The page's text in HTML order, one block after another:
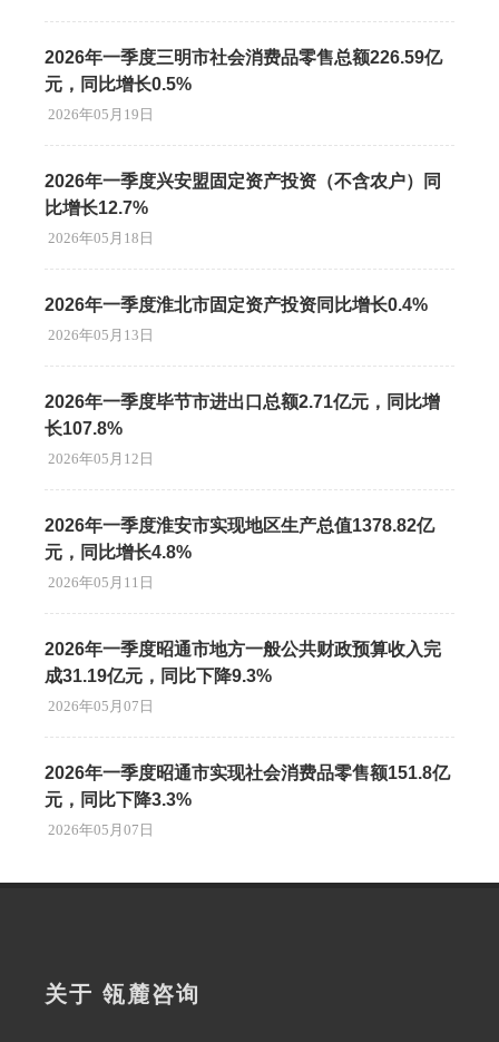
2026年一季度三明市社会消费品零售总额226.59亿
元，同比增长0.5%
2026年05月19日
2026年一季度兴安盟固定资产投资（不含农户）同
比增长12.7%
2026年05月18日
2026年一季度淮北市固定资产投资同比增长0.4%
2026年05月13日
2026年一季度毕节市进出口总额2.71亿元，同比增
长107.8%
2026年05月12日
2026年一季度淮安市实现地区生产总值1378.82亿
元，同比增长4.8%
2026年05月11日
2026年一季度昭通市地方一般公共财政预算收入完
成31.19亿元，同比下降9.3%
2026年05月07日
2026年一季度昭通市实现社会消费品零售额151.8亿
元，同比下降3.3%
2026年05月07日
关于 瓴麓咨询